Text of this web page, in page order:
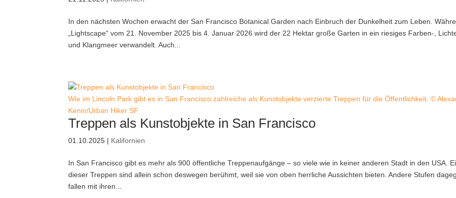
In den nächsten Wochen erwacht der San Francisco Botanical Garden nach Einbruch der Dunkelheit zum Leben.
„Lightscape“ vom 21. November 2025 bis 4. Januar 2026 wird der 22 Hektar große Garten in ein riesiges Farben-,
und Klangmeer verwandelt. Auch...
Wie im Lincoln Park gibt es in San Francisco zahlreiche als Kunstobjekte verzierte Treppen für die Öffentlichkeit. ©
Kenin/Urban Hiker SF
Treppen als Kunstobjekte in San Francisco
01.10.2025 | Kalifornien
In San Francisco gibt es mehr als 900 öffentliche Treppenaufgänge – so viele wie in keiner anderen Stadt in den USA.
dieser Treppen sind allein schon deswegen berühmt, weil sie von oben herrliche Aussichten bieten. Andere Stufen
fallen mit ihren...